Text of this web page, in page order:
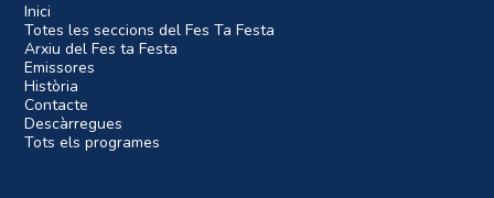
Inici
Totes les seccions del Fes Ta Festa
Arxiu del Fes ta Festa
Emissores
Història
Contacte
Descàrregues
Tots els programes